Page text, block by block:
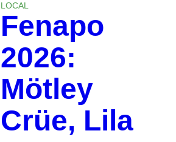
LOCAL
Fenapo
2026:
Mötley
Crüe, Lila